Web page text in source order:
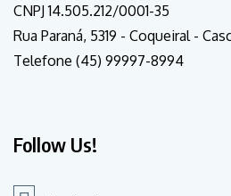
CNPJ 14.505.212/0001-35
Rua Paraná, 5319 - Coqueiral -
Telefone (45) 99997-8994
Follow Us!